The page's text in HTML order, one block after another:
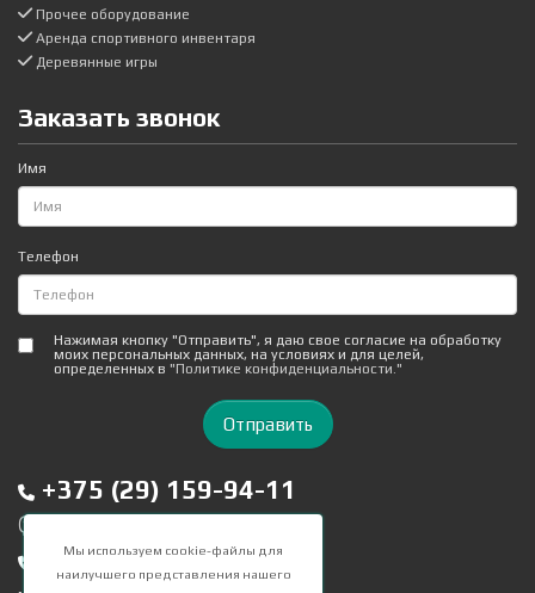
Мы используем cookie-файлы для
наилучшего представления нашего
Прочее оборудование
Аренда спортивного инвентаря
Деревянные игры
Заказать звонок
Имя
Телефон
Нажимая кнопку "Отправить", я даю свое согласие на обработку
моих персональных данных, на условиях и для целей,
определенных в "Политике конфиденциальности."
Отправить
+375 (29) 159-94-11
+375 (29) 656-55-53